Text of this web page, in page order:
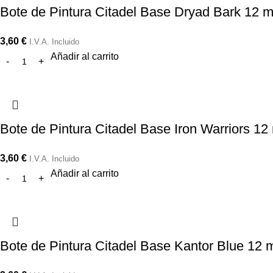
Bote de Pintura Citadel Base Dryad Bark 12
3,60 € I.V.A. Incluido
Añadir al carrito
Bote de Pintura Citadel Base Iron Warriors 12
3,60 € I.V.A. Incluido
Añadir al carrito
Bote de Pintura Citadel Base Kantor Blue 12